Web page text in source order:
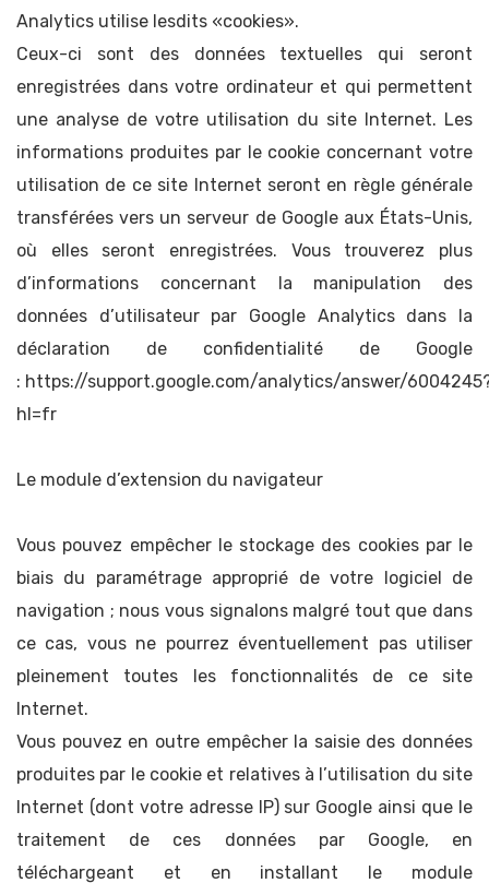
Analytics utilise lesdits «cookies».
Ceux-ci sont des données textuelles qui seront
enregistrées dans votre ordinateur et qui permettent
une analyse de votre utilisation du site Internet. Les
informations produites par le cookie concernant votre
utilisation de ce site Internet seront en règle générale
transférées vers un serveur de Google aux États-Unis,
où elles seront enregistrées. Vous trouverez plus
d’informations concernant la manipulation des
données d’utilisateur par Google Analytics dans la
déclaration de confidentialité de Google
: https://support.google.com/analytics/answer/
hl=fr
Le module d’extension du navigateur
Vous pouvez empêcher le stockage des cookies par le
biais du paramétrage approprié de votre logiciel de
navigation ; nous vous signalons malgré tout que dans
ce cas, vous ne pourrez éventuellement pas utiliser
pleinement toutes les fonctionnalités de ce site
Internet.
Vous pouvez en outre empêcher la saisie des données
produites par le cookie et relatives à l’utilisation du site
Internet (dont votre adresse IP) sur Google ainsi que le
traitement de ces données par Google, en
téléchargeant et en installant le module